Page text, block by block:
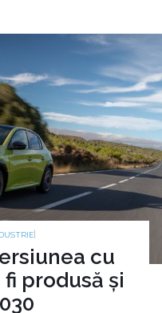
|
cu
produsă și